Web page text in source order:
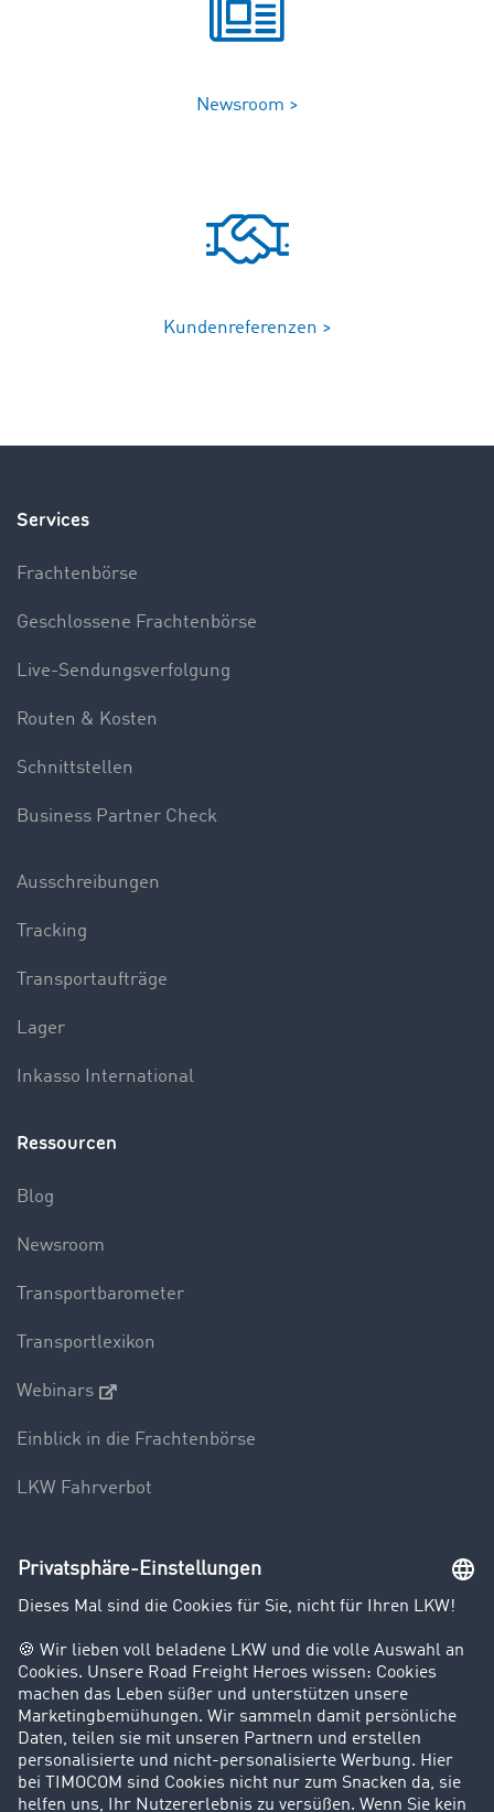
Newsroom >
Kundenreferenzen >
Services
Frachtenbörse
Geschlossene Frachtenbörse
Live-Sendungsverfolgung
Routen & Kosten
Schnittstellen
Business Partner Check
Ausschreibungen
Tracking
Transportaufträge
Lager
Inkasso International
Ressourcen
Blog
Newsroom
Transportbarometer
Transportlexikon
Webinars
Einblick in die Frachtenbörse
LKW Fahrverbot
Unternehmen
Kunden werben Kunden
Success Stories
Karriere
Support